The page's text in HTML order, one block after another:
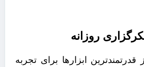
روزانه
ابزارها برای تجربه